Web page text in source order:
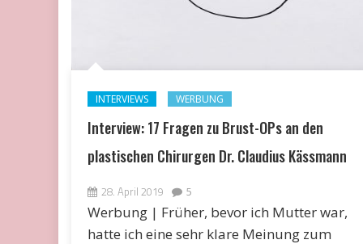
INTERVIEWS WERBUNG
Interview: 17 Fragen zu Brust-OPs an den
plastischen Chirurgen Dr. Claudius Kässmann
28. April 2019 5
Werbung | Früher, bevor ich Mutter war,
hatte ich eine sehr klare Meinung zum